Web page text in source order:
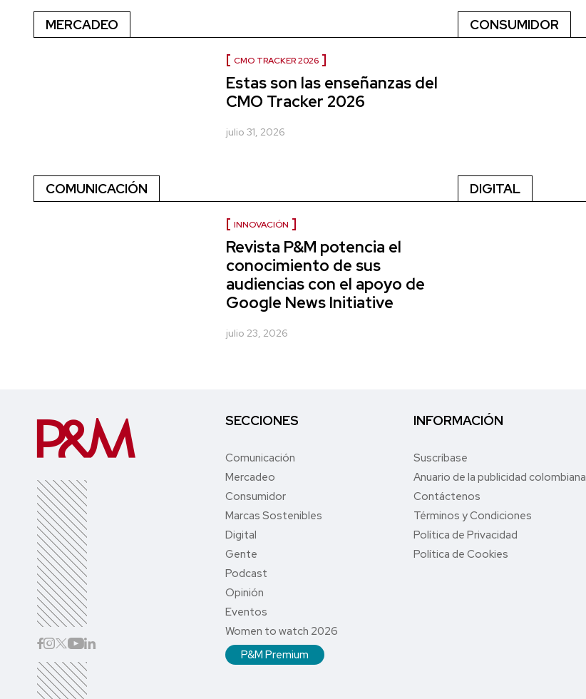
MERCADEO
CMO TRACKER 2026
Estas son las enseñanzas del
CMO Tracker 2026
julio 31, 2026
CONSUMIDOR
COMUNICACIÓN
INNOVACIÓN
Revista P&M potencia el
conocimiento de sus
audiencias con el apoyo de
Google News Initiative
julio 23, 2026
DIGITAL
SECCIONES
Comunicación
Mercadeo
Consumidor
Marcas Sostenibles
Digital
Gente
Podcast
Opinión
Eventos
Women to watch 2026
P&M Premium
INFORMACIÓN
Suscríbase
Anuario de la publicidad colombiana
Contáctenos
Términos y Condiciones
Política de Privacidad
Política de Cookies